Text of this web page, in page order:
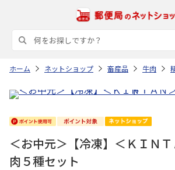
ホーム ネットショップ 畜産品 牛肉
＜お中元＞【冷凍】＜ＫＩＮ
肉５種セット